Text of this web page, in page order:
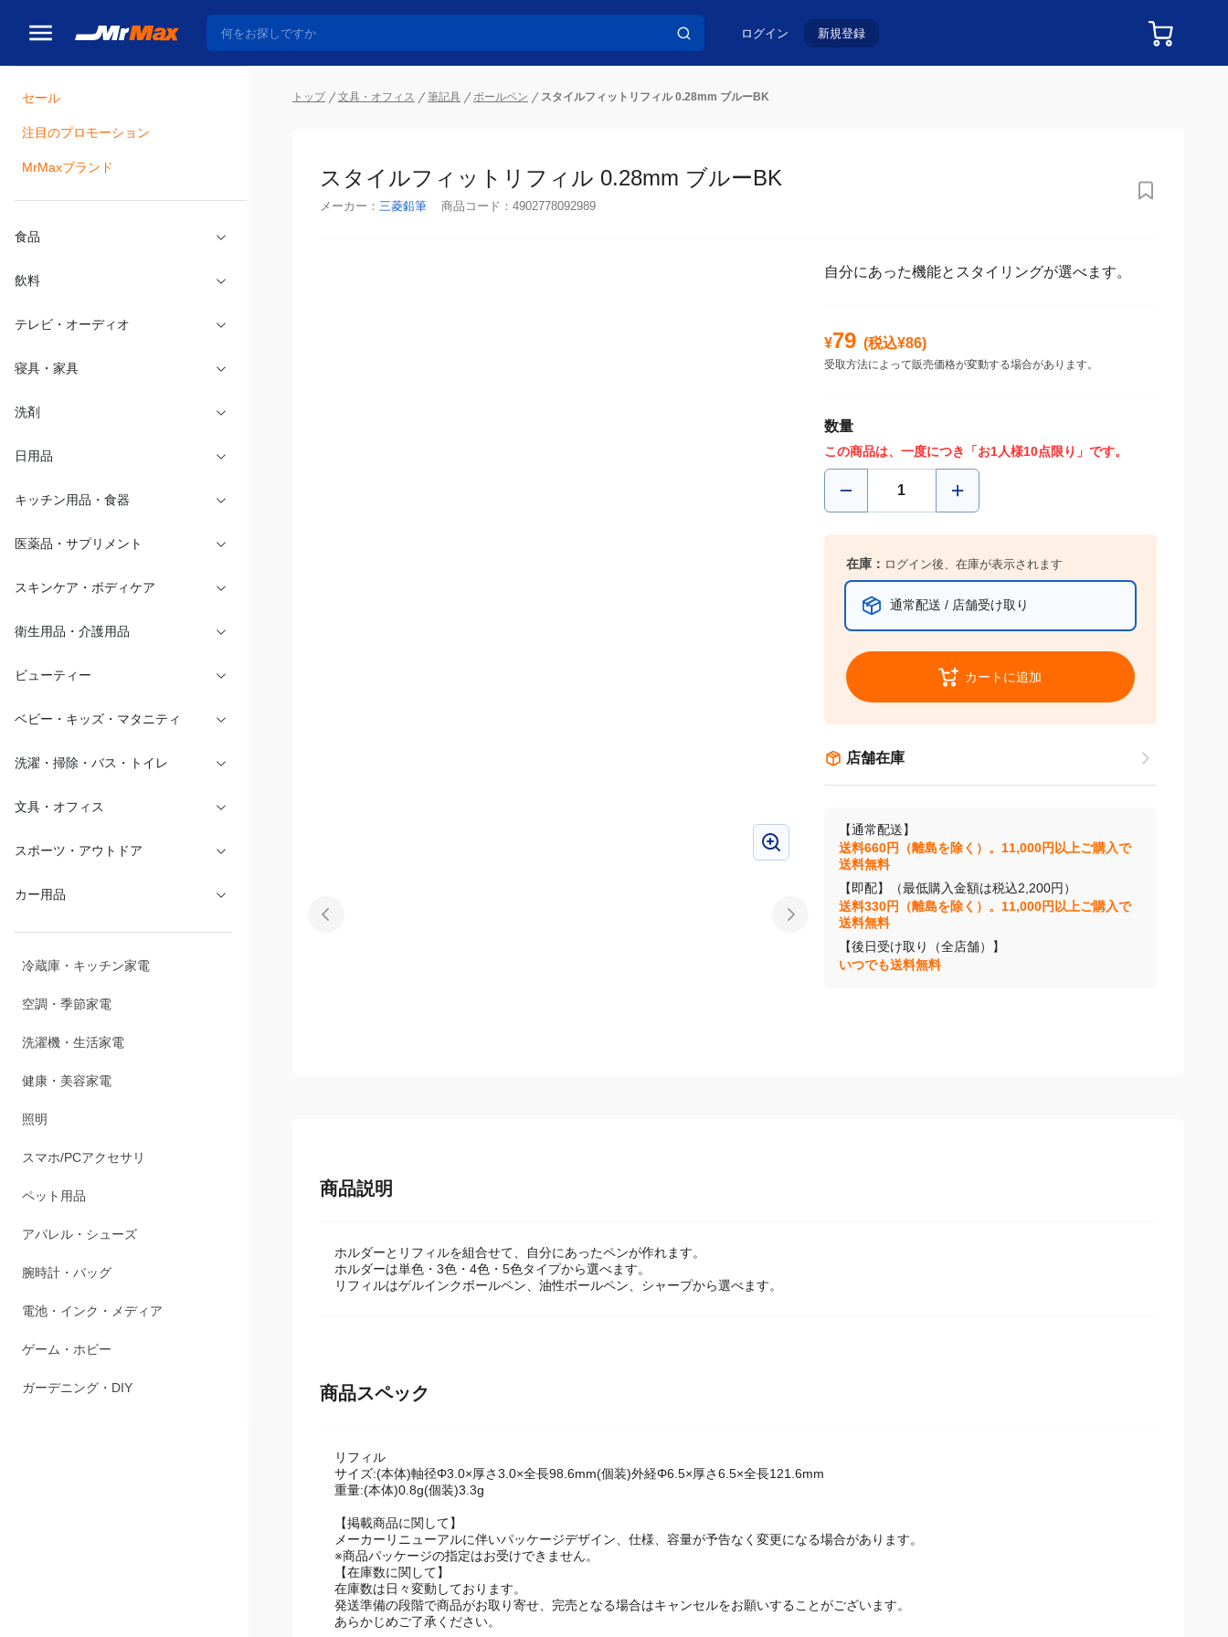
ログイン 新規登録
セール
注目のプロモーション
MrMaxブランド
食品
飲料
テレビ・オーディオ
寝具・家具
洗剤
日用品
カー用品
冷蔵庫・キッチン家電
空調・季節家電
洗濯機・生活家電
健康・美容家電
照明
スマホ/PCアクセサリ
トップ 文具・オフィス 筆記具 ボールペン スタイルフィットリフィル 0.28mm ブルーBK
スタイルフィットリフィル 0.28mm ブルーBK
メーカー： 三菱鉛筆 商品コード： 4902778092989
自分にあった機能とスタイリングが選べます。
¥79 (税込¥86)
受取方法によって販売価格が変動する場合があります。
数量
この商品は、一度につき「お1人様10点限り」です。
在庫： ログイン後、在庫が表示されます
通常配送 / 店舗受け取り
カートに追加
店舗在庫
【通常配送】
送料660円（離島を除く）。11,000円以上ご購入で
送料無料
【即配】（最低購入金額は税込2,200円）
送料330円（離島を除く）。11,000円以上ご購入で
送料無料
【後日受け取り（全店舗）】
ホルダーとリフィルを組合せて、自分にあったペンが作れます。
ホルダーは単色・3色・4色・5色タイプから選べます。
リフィル
サイズ:(本体)軸径Φ3.0×厚さ3.0×全長98.6mm(個装)外経Φ6.5×厚さ6.5×全長121.6mm
【掲載商品に関して】
メーカーリニューアルに伴いパッケージデザイン、仕様、容量が予告なく変更になる場合があります。
※商品パッケージの指定はお受けできません。
【在庫数に関して】
在庫数は日々変動しております。
発送準備の段階で商品がお取り寄せ、完売となる場合はキャンセルをお願いすることがございます。